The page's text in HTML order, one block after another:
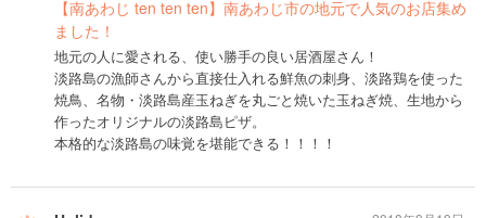
【南あわじ ten ten ten】南あわじ市の地元で人気のお店集め
ました！
地元の人に愛される、使い勝手の良い居酒屋さん！
淡路島の漁師さんから直接仕入れる鮮魚の刺身、淡路鶏を使った
焼鳥、名物・淡路島産玉ねぎを丸ごと焼いた玉ねぎ焼、生地から
作ったオリジナルの淡路島ピザ。
本格的な淡路島の味覚を堪能できる！！！！